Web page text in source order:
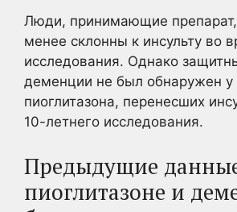
Люди, принимающие
менее склонны к инсульту во
исследования. Однако
деменции не был обнаружен у
пиоглитазона, перенесших
10-летнего исследования.
Предыдущие
пиоглитазоне и